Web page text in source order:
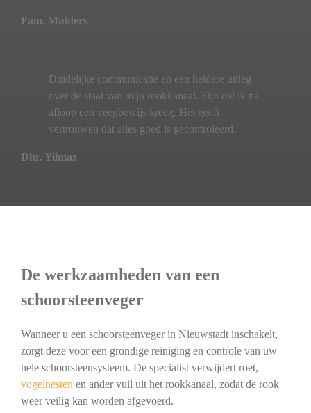
Fam. Mulders
Duidelijke communicatie en een heldere uitleg
over de staat van mijn rookkanaal. Fijn dat ik na
afloop een veegbewijs kreeg. Het geeft
vertrouwen dat alles goed is gecontroleerd.
Dhr. Yilmaz
De werkzaamheden van een
schoorsteenveger
Wanneer u een schoorsteenveger in Nieuwstadt inschakelt,
zorgt deze voor een grondige reiniging en controle van uw
hele schoorsteensysteem. De specialist verwijdert roet,
vogelnesten en ander vuil uit het rookkanaal, zodat de rook
weer veilig kan worden afgevoerd.